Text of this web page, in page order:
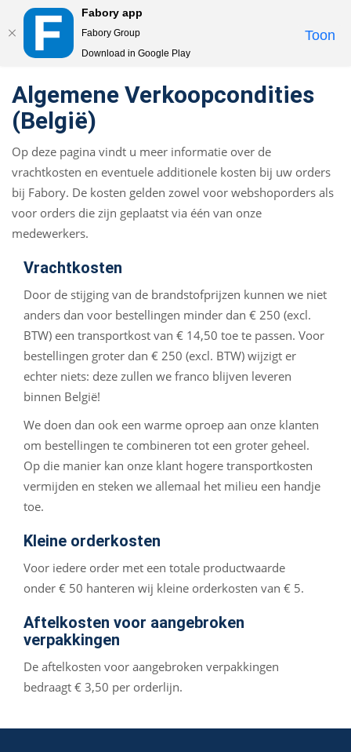
Fabory app
Fabory Group
Download in Google Play
Toon
Algemene Verkoopcondities
(België)
Op deze pagina vindt u meer informatie over de
vrachtkosten en eventuele additionele kosten bij uw orders
bij Fabory. De kosten gelden zowel voor webshoporders als
voor orders die zijn geplaatst via één van onze
medewerkers.
Vrachtkosten
Door de stijging van de brandstofprijzen kunnen we niet
anders dan voor bestellingen minder dan € 250 (excl.
BTW) een transportkost van € 14,50 toe te passen. Voor
bestellingen groter dan € 250 (excl. BTW) wijzigt er
echter niets: deze zullen we franco blijven leveren
binnen België!
We doen dan ook een warme oproep aan onze klanten
om bestellingen te combineren tot een groter geheel.
Op die manier kan onze klant hogere transportkosten
vermijden en steken we allemaal het milieu een handje
toe.
Kleine orderkosten
Voor iedere order met een totale productwaarde
onder € 50 hanteren wij kleine orderkosten van € 5.
Aftelkosten voor aangebroken
verpakkingen
De aftelkosten voor aangebroken verpakkingen
bedraagt € 3,50 per orderlijn.